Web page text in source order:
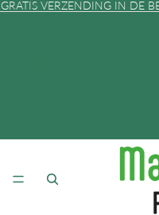
GRATIS VERZENDING IN DE